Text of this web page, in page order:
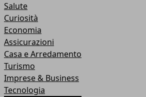
Salute
Curiosità
Economia
Assicurazioni
Casa e Arredamento
Turismo
Imprese & Business
Tecnologia